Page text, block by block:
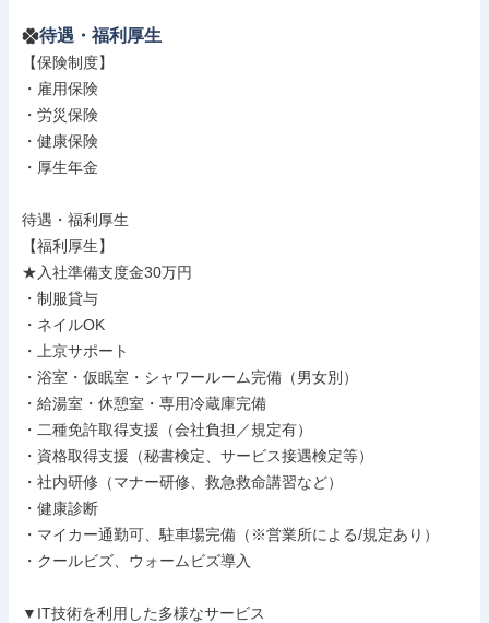
待遇・福利厚生
【保険制度】
・雇用保険
・労災保険
・健康保険
・厚生年金
待遇・福利厚生
【福利厚生】
★入社準備支度金30万円
・制服貸与
・ネイルOK
・上京サポート
・浴室・仮眠室・シャワールーム完備（男女別）
・給湯室・休憩室・専用冷蔵庫完備
・二種免許取得支援（会社負担／規定有）
・資格取得支援（秘書検定、サービス接遇検定等）
・社内研修（マナー研修、救急救命講習など）
・健康診断
・マイカー通勤可、駐車場完備（※営業所による/規定あり）
・クールビズ、ウォームビズ導入
▼IT技術を利用した多様なサービス